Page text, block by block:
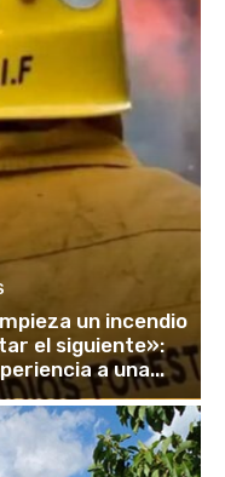
un incendio
el siguiente»:
a una...